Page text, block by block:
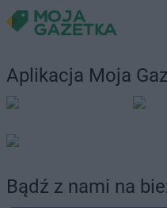
Aplikacja Moja
Bądź z nami na